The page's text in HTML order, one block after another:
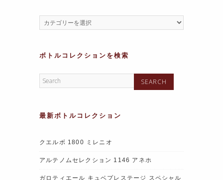
ボトルコレクションを検索
最新ボトルコレクション
クエルボ 1800 ミレニオ
アルテノムセレクション 1146 アネホ
ガロティエール キュベプレステージ スペシャル